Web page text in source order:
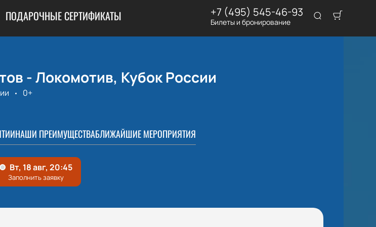
ПОДАРОЧНЫЕ СЕРТИФИКАТЫ +7 (495) 545-46-93
Билеты и бронирование
- Локомотив, Кубок России
0+
НАШИ ПРЕИМУЩЕСТВАБЛИЖАЙШИЕ МЕРОПРИЯТИЯ